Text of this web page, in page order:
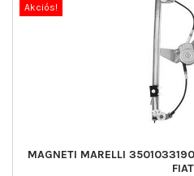
Akciós!
MAGNETI MARELLI
FIAT